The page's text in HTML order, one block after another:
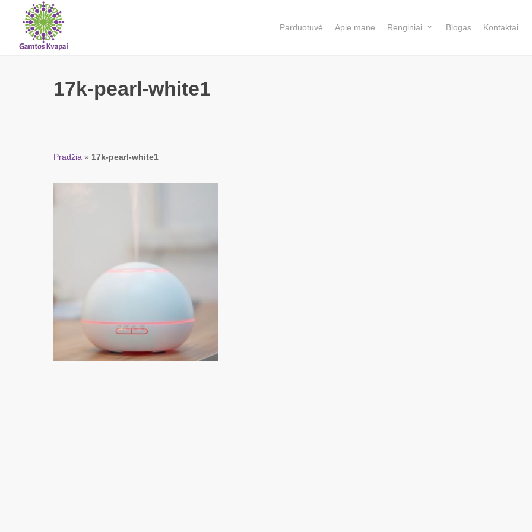
content
Parduotuvė Apie mane Renginiai Blogas Kontaktai
17k-pearl-white1
Pradžia » 17k-pearl-white1